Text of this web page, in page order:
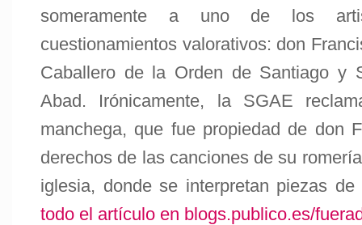
someramente a uno de los
cuestionamientos valorativos: don
Caballero de la Orden de Santiago y
Abad. Irónicamente, la SGAE
manchega, que fue propiedad de don
derechos de las canciones de su
iglesia, donde se interpretan piezas
todo el artículo en blogs.publico.es/